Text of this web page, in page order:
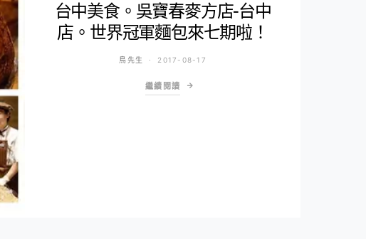
台中美食。吳寶春麥方店-台中
店。世界冠軍麵包來七期啦！
鳥先生 2017-08-17
繼續閱讀